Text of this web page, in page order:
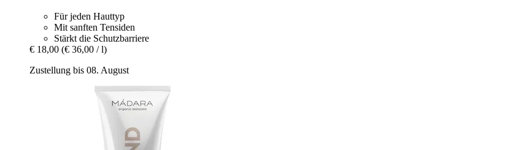
Für jeden Hauttyp
Mit sanften Tensiden
Stärkt die Schutzbarriere
€ 18,00 (€ 36,00 / l)
Zustellung bis 08. August